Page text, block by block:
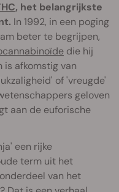
, het belangrijkste
In 1992, in een poging
beter te begrijpen,
die hij
is afkomstig van
of 'vreugde'
geloven
aan de euforische
een rijke
term uit het
van het